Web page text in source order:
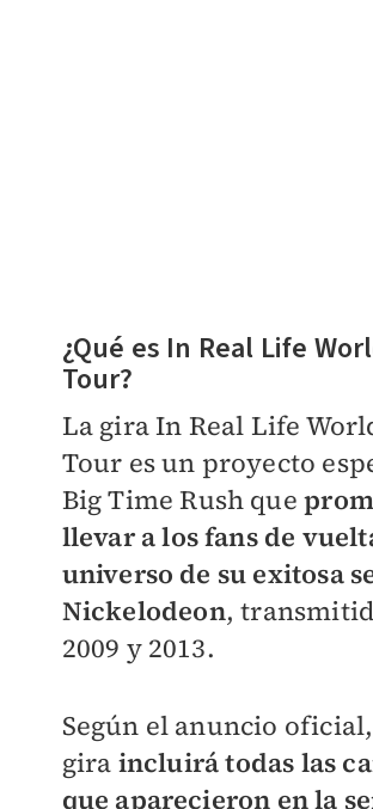
¿Qué es In Real Life
Tour?
La gira In Real Life
Tour es un proyecto
Big Time Rush que
llevar a los fans de
universo de su exitosa
Nickelodeon,
2009 y 2013.
Según el anuncio
gira incluirá todas las
que aparecieron en la